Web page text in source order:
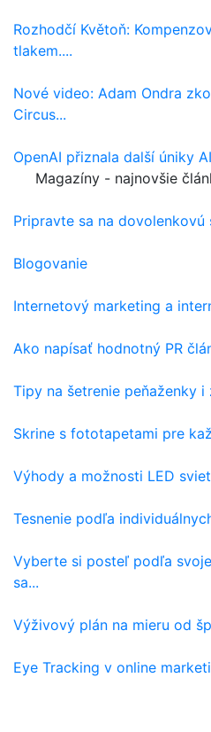
Rozhodčí Květoň:
tlakem....
Nové video: Adam Ondra
Circus...
OpenAI přiznala další úniky
Magazíny - najnovšie
Pripravte sa na dovolenkovú
Blogovanie
Internetový marketing a
Ako napísať hodnotný PR
Tipy na šetrenie peňaženky
Skrine s fototapetami pre
Výhody a možnosti LED
Tesnenie podľa
Vyberte si posteľ podľa
sa...
Výživový plán na mieru od
Eye Tracking v online